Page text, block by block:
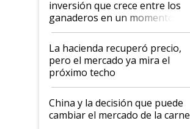
inversión que crece entre los
ganaderos en un momento
histórico para la actividad
La hacienda recuperó precio,
pero el mercado ya mira el
próximo techo
China y la decisión que puede
cambiar el mercado de la carne